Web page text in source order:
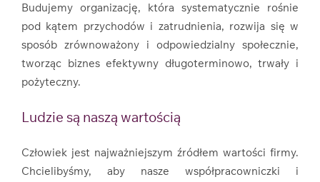
Budujemy organizację, która systematycznie rośnie
pod kątem przychodów i zatrudnienia, rozwija się w
sposób zrównoważony i odpowiedzialny społecznie,
tworząc biznes efektywny długoterminowo, trwały i
pożyteczny.
Ludzie są naszą wartością
Człowiek jest najważniejszym źródłem wartości firmy.
Chcielibyśmy, aby nasze współpracowniczki i